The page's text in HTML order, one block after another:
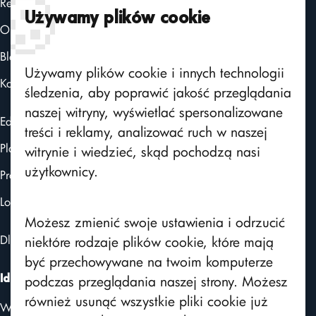
Używamy plików cookie
Używamy plików cookie i innych technologii
śledzenia, aby poprawić jakość przeglądania
naszej witryny, wyświetlać spersonalizowane
treści i reklamy, analizować ruch w naszej
witrynie i wiedzieć, skąd pochodzą nasi
użytkownicy.
Możesz zmienić swoje ustawienia i odrzucić
niektóre rodzaje plików cookie, które mają
być przechowywane na twoim komputerze
podczas przeglądania naszej strony. Możesz
również usunąć wszystkie pliki cookie już
Certyfikaty
Aktualności
Powiadomienia
Użytkownicy
ChatGPT
FAQ
SMS API
Szkolenia e-learning
Katalog linków
Import materiałów szkoleniowych
O nas
Blog
Kontakt
Edito CMS
Platforma intranetowa
Programy lojalnościowe
Logito - obieg dokumentów
Dla kontrahentów i branży produkcyjnej
Ideo Sp. z o.o.
Warszawa